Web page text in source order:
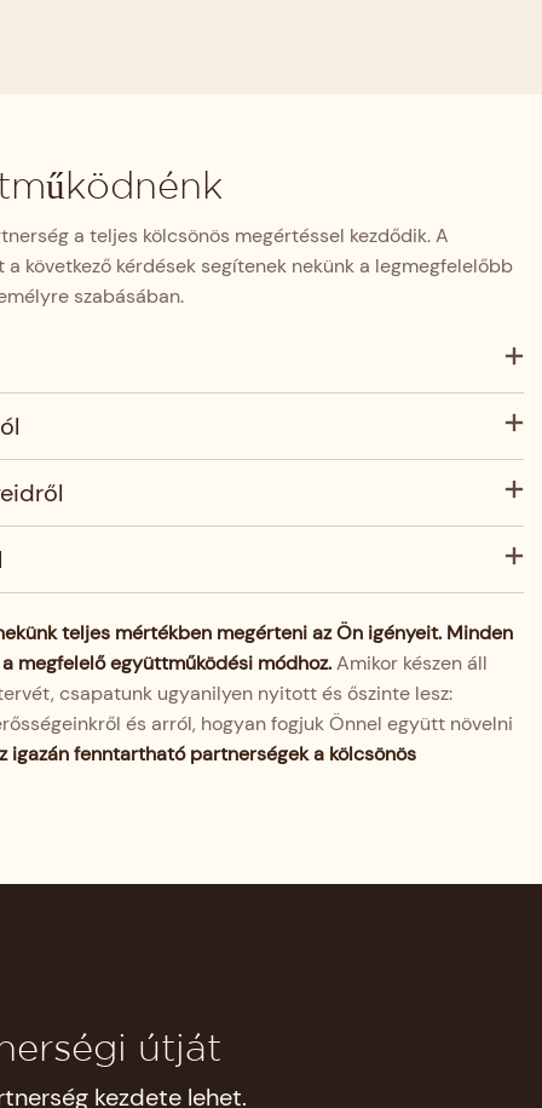
a teljes kölcsönös megértéssel kezdődik. A
következő kérdések segítenek nekünk a legmegfelelőbb
szabásában.
teljes mértékben megérteni az Ön igényeit. Minden
megfelelő együttműködési módhoz.Amikor készen áll
csapatunk ugyanilyen nyitott és őszinte lesz:
és arról, hogyan fogjuk Önnel együtt növelni
igazán fenntartható partnerségek a kölcsönös
útját
kezdete lehet.